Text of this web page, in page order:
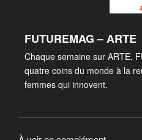
FUTUREMAG – ARTE
Chaque semaine sur ARTE,
quatre coins du monde à la
femmes qui innovent.